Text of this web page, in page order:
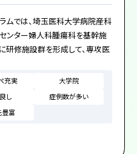
小児を専門にしているため、当
「For the future, For the
未来」を、病院一体となって
で、一般小児科、救急など小
科にとって必須の新生児疾患・
の主要な地域医療施設で、担
度総合診療科をローテーショ
指導も含めて研修します。ま
では、埼玉医科大学病院産科
ンター婦人科腫瘍科を基幹施
研修施設群を形成して、専攻医
、婦人科悪性腫瘍の専門治療
研修が可能で、各 Subspecialty
科腫瘍科は、包括的がんセン
をとった婦人科腫瘍領域の研
導医として専攻医指導にあた
充実
大学院
し
症例数が多い
豊富